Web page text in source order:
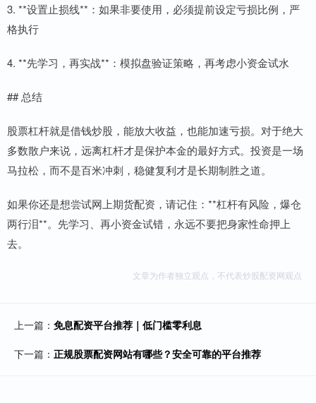
3. **设置止损线**：如果非要使用，必须提前设定亏损比例，严
格执行
4. **先学习，再实战**：模拟盘验证策略，再考虑小资金试水
## 总结
股票杠杆就是借钱炒股，能放大收益，也能加速亏损。对于绝大
多数散户来说，远离杠杆才是保护本金的最好方式。投资是一场
马拉松，而不是百米冲刺，稳健复利才是长期制胜之道。
如果你还是想尝试网上期货配资，请记住：**杠杆有风险，爆仓
两行泪**。先学习、再小资金试错，永远不要把身家性命押上
去。
文章为作者独立观点，不代表炒股配资网观点
上一篇： 免息配资平台推荐｜低门槛零利息
下一篇： 正规股票配资网站有哪些？安全可靠的平台推荐